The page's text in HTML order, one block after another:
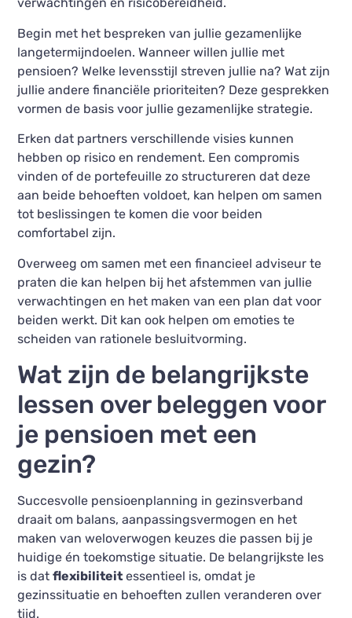
verwachtingen en risicobereidheid.
Begin met het bespreken van jullie gezamenlijke
langetermijndoelen. Wanneer willen jullie met
pensioen? Welke levensstijl streven jullie na? Wat zijn
jullie andere financiële prioriteiten? Deze gesprekken
vormen de basis voor jullie gezamenlijke strategie.
Erken dat partners verschillende visies kunnen
hebben op risico en rendement. Een compromis
vinden of de portefeuille zo structureren dat deze
aan beide behoeften voldoet, kan helpen om samen
tot beslissingen te komen die voor beiden
comfortabel zijn.
Overweeg om samen met een financieel adviseur te
praten die kan helpen bij het afstemmen van jullie
verwachtingen en het maken van een plan dat voor
beiden werkt. Dit kan ook helpen om emoties te
scheiden van rationele besluitvorming.
Wat zijn de belangrijkste
lessen over beleggen voor
je pensioen met een
gezin?
Succesvolle pensioenplanning in gezinsverband
draait om balans, aanpassingsvermogen en het
maken van weloverwogen keuzes die passen bij je
huidige én toekomstige situatie. De belangrijkste les
is datflexibiliteit essentieel is, omdat je
gezinssituatie en behoeften zullen veranderen over
tijd.